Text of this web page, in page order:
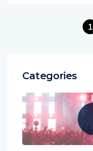
1
Categories